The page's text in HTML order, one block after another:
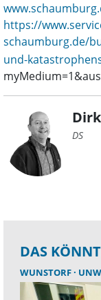
https://
schaumburg.de/
und-
DS
DAS
WUNSTORF